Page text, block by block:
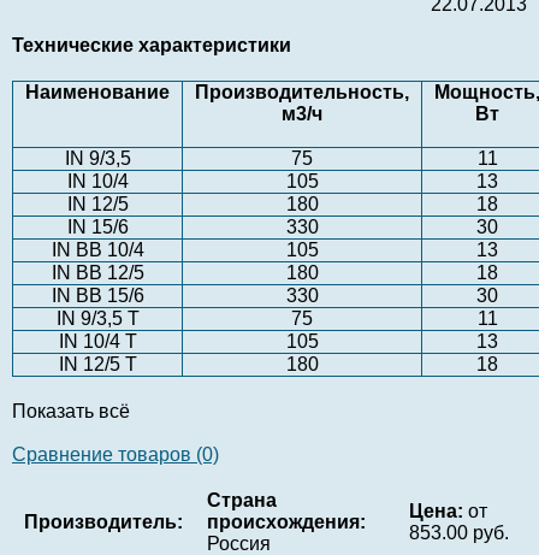
Технические характеристики
Наименование
Производительность,
м3/ч
Мощность,
Вт
IN 9/3,5 75
11
IN 10/4
105
13
IN 12/5
180
18
IN 15/6
330
30
IN BB 10/4
105
13
IN BB 12/5
180
18
IN BB 15/6
330
30
IN 9/3,5 T
75
11
IN 10/4 T
105
13
IN 12/5 T
180 18
Показать всё
Сравнение товаров (0)
Производитель:
Страна
происхождения:
Россия
Цена: от
853.00 руб.